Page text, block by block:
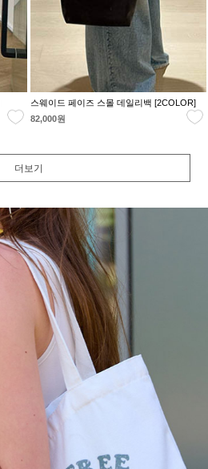
스웨이드 페이즈 스몰 데일리백 [2COLOR]
82,000원
더보기